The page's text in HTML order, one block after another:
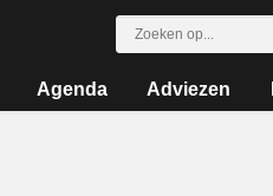
Agenda Adviezen